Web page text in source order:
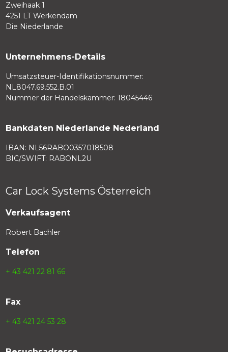
Zweihaak 1
4251 LT Werkendam
Die Niederlande
Unternehmens-Details
Umsatzsteuer-Identifikationsnummer:
NL8047.69.552.B.01
Nummer der Handelskammer: 18045446
Bankdaten Niederlande Nederland
IBAN: NL56RABO0357018508
BIC/SWIFT: RABONL2U
Car Lock Systems Österreich
Verkaufsagent
Robert Bachler
Telefon
+ 43 421 22 81 66
Fax
+ 43 421 24 53 28